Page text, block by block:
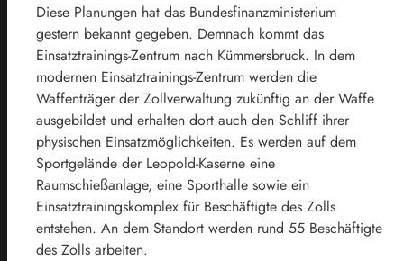
Diese Planungen hat das Bundesfinanzministerium
gestern bekannt gegeben. Demnach kommt das
Einsatztrainings-Zentrum nach Kümmersbruck. In dem
modernen Einsatztrainings-Zentrum werden die
Waffenträger der Zollverwaltung zukünftig an der Waffe
ausgebildet und erhalten dort auch den Schliff ihrer
physischen Einsatzmöglichkeiten. Es werden auf dem
Sportgelände der Leopold-Kaserne eine
Raumschießanlage, eine Sporthalle sowie ein
Einsatztrainingskomplex für Beschäftigte des Zolls
entstehen. An dem Standort werden rund 55 Beschäftigte
des Zolls arbeiten.